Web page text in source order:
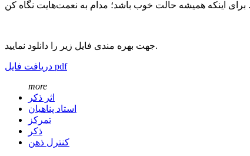
جهت بهره مندی فایل زیر را دانلود نمایید.
دریافت فایل pdf
more
اثر ذکر
استاد پناهیان
تمرکز
ذکر
کنترل ذهن